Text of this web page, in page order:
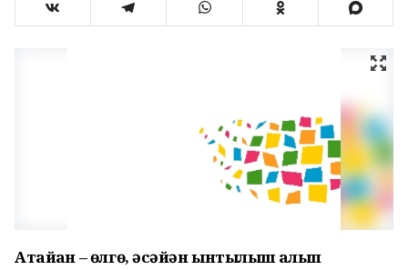
Атайҙан – өлгө, әсәйҙән ынтылыш алып